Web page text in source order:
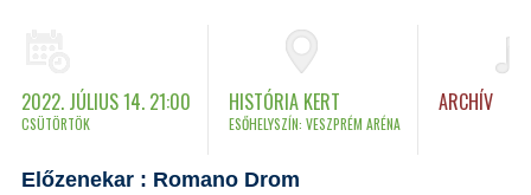
2022. JÚLIUS 14. 21:00
CSÜTÖRTÖK
HISTÓRIA KERT
ESŐHELYSZÍN: VESZPRÉM ARÉNA
ARCHÍV
Előzenekar : Romano Drom